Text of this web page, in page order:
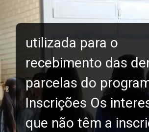
utilizada para o
recebimento das
parcelas do
Inscrições Os
que não têm a